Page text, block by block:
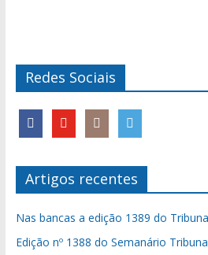
Redes Sociais
Artigos recentes
Nas bancas a edição 1389 do
Edição nº 1388 do Semanário